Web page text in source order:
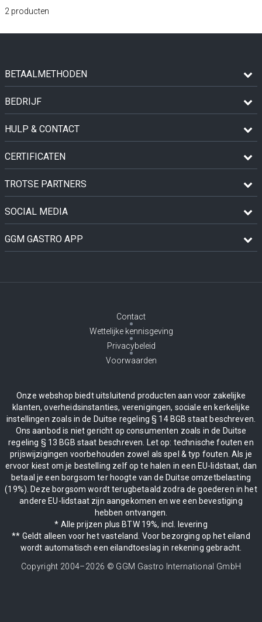
2 producten
BETAALMETHODEN
BEDRIJF
HULP & CONTACT
CERTIFICATEN
TROTSE PARTNERS
SOCIAL MEDIA
GGM GASTRO APP
Contact
Wettelijke kennisgeving
Privacybeleid
Voorwaarden
Onze webshop biedt uitsluitend producten aan voor zakelijke
klanten, overheidsinstanties, verenigingen, sociale en kerkelijke
instellingen zoals in de Duitse regeling § 14 BGB staat beschreven.
Ons aanbod is niet gericht op consumenten zoals in de Duitse
regeling § 13 BGB staat beschreven. Let op: technische fouten en
prijswijzigingen voorbehouden zowel als spel & typ fouten. Als je
ervoor kiest om je bestelling zelf op te halen in een EU-lidstaat, dan
betaal je een borgsom ter hoogte van de Duitse omzetbelasting
(19%). Deze borgsom wordt terugbetaald zodra de goederen in het
andere EU-lidstaat zijn aangekomen en we een bevestiging
hebben ontvangen.
* Alle prijzen plus BTW 19%, incl. levering
** Geldt alleen voor het vasteland. Voor bezorging op het eiland
wordt automatisch een eilandtoeslag in rekening gebracht.
Copyright 2004–2026 © GGM Gastro International GmbH